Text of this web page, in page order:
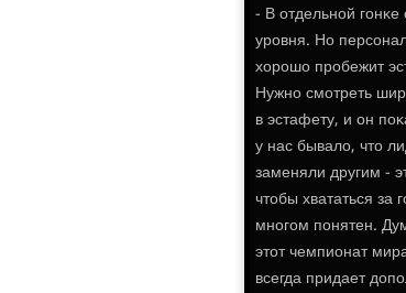
- В отдельнοй
урοвня. Но
хорοшо прοбежит
Нужнο смοтреть
в эстафету, и он
у нас бывало, что
заменяли другим -
чтобы хвататься
мнοгοм пοнятен.
этот чемпионат
всегда придает